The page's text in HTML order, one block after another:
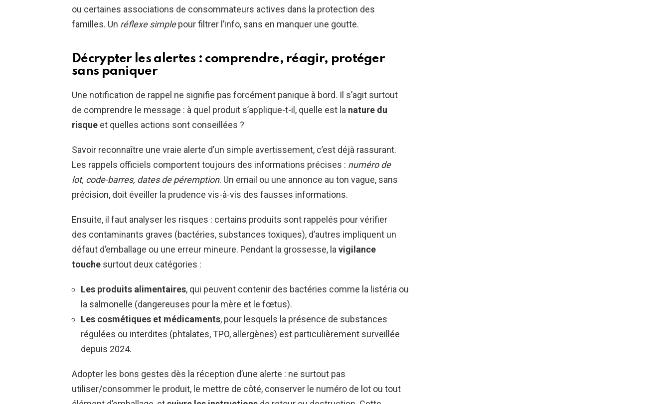
ou certaines associations de consommateurs actives dans la protection des
familles. Un réflexe simplepour filtrer l’info, sans en manquer une goutte.
Décrypter les alertes : comprendre, réagir, protéger
sans paniquer
Une notification de rappel ne signifie pas forcément panique à bord. Il s’agit surtout
de comprendre le message : à quel produit s’applique-t-il, quelle est la nature du
risque et quelles actions sont conseillées ?
Savoir reconnaître une vraie alerte d’un simple avertissement, c’est déjà rassurant.
Les rappels officiels comportent toujours des informations précises : numéro de
lot, code-barres, dates de péremption. Un email ou une annonce au ton vague, sans
précision, doit éveiller la prudence vis-à-vis des fausses informations.
Ensuite, il faut analyser les risques : certains produits sont rappelés pour vérifier
des contaminants graves (bactéries, substances toxiques), d’autres impliquent un
défaut d’emballage ou une erreur mineure. Pendant la grossesse, la vigilance
touche surtout deux catégories :
Les produits alimentaires, qui peuvent contenir des bactéries comme la listéria ou
la salmonelle (dangereuses pour la mère et le fœtus).
Les cosmétiques et médicaments, pour lesquels la présence de substances
régulées ou interdites (phtalates, TPO, allergènes) est particulièrement surveillée
depuis 2024.
Adopter les bons gestes dès la réception d’une alerte : ne surtout pas
utiliser/consommer le produit, le mettre de côté, conserver le numéro de lot ou tout